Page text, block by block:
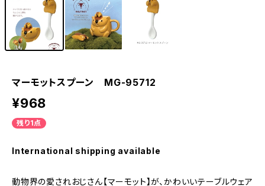
マーモットスプーン MG-95712
¥968
残り1点
International shipping available
動物界の愛されおじさん【マーモット】が、かわいいテーブルウェア